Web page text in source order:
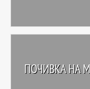
ПОЧИВКА НА